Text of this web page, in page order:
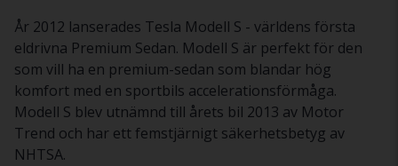
År 2012 lanserades Tesla Modell S - världens första
eldrivna Premium Sedan. Modell S är perfekt för den
som vill ha en premium-sedan som blandar hög
komfort med en sportbils accelerationsförmåga.
Modell S blev utnämnd till årets bil 2013 av Motor
Trend och har ett femstjärnigt säkerhetsbetyg av
NHTSA.